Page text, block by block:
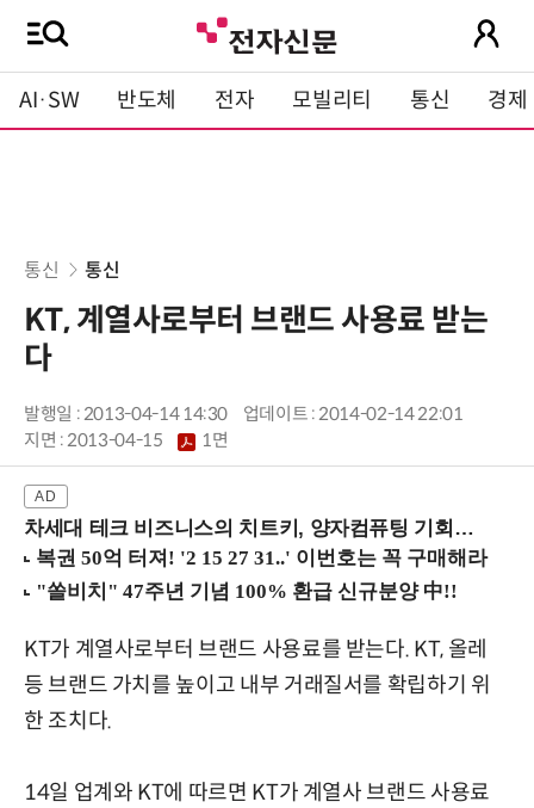
AI·SW 반도체 전자 모빌리티 통신 경제
통신 통신
KT, 계열사로부터 브랜드 사용료 받는
다
발행일 : 2013-04-14 14:30
업데이트 : 2014-02-14 22:01
지면 :2013-04-15 1면
차세대 테크 비즈니스의 치트키, 양자컴퓨팅 기회를 선점하라! (8/28 강남역)
KT가 계열사로부터 브랜드 사용료를 받는다. KT, 올레
등 브랜드 가치를 높이고 내부 거래질서를 확립하기 위
한 조치다.
14일 업계와 KT에 따르면 KT가 계열사 브랜드 사용료